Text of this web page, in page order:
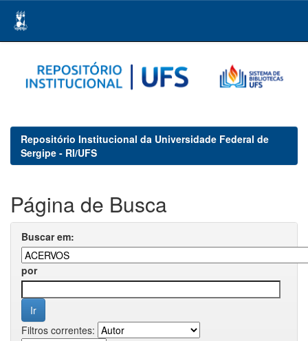
navigation
Repositório Institucional da Universidade Federal de
Sergipe - RI/UFS
Página de Busca
Buscar em:
por
Filtros correntes: